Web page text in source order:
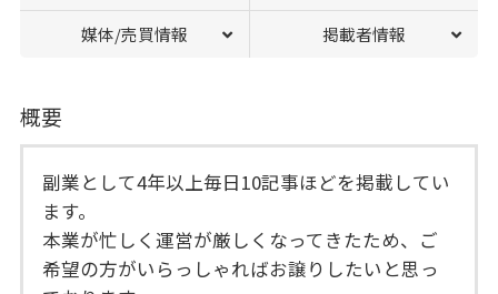
媒体/売買情報 掲載者情報
概要
副業として4年以上毎日10記事ほどを掲載してい
ます。
本業が忙しく運営が厳しくなってきたため、ご
希望の方がいらっしゃればお譲りしたいと思っ